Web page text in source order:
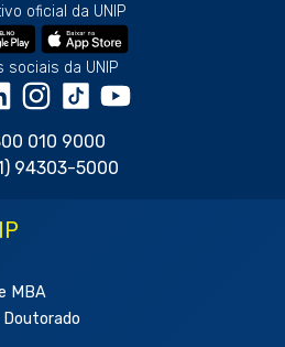
oficial da UNIP
sociais da UNIP
010 9000
94303-5000
MBA